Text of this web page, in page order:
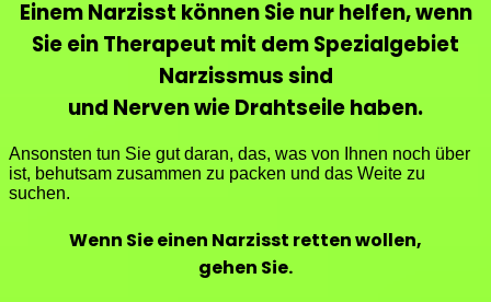
Einem Narzisst können Sie nur helfen, wenn
Sie ein Therapeut mit dem Spezialgebiet
Narzissmus sind
und Nerven wie Drahtseile haben.
Ansonsten tun Sie gut daran, das, was von Ihnen noch über
ist, behutsam zusammen zu packen und das Weite zu
suchen.
Wenn Sie einen Narzisst retten wollen,
gehen Sie.